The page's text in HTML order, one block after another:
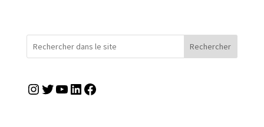
Rechercher
Instagram
TwitterYouTubeLinkedIn